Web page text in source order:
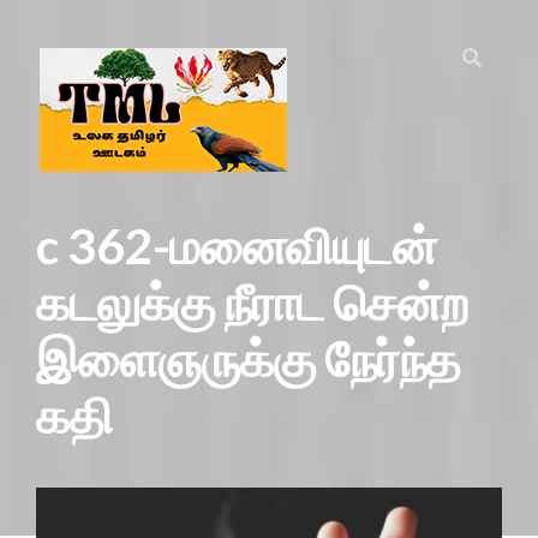
c 362-மனைவியுடன்
கடலுக்கு நீராட சென்ற
இளைஞருக்கு நேர்ந்த
கதி